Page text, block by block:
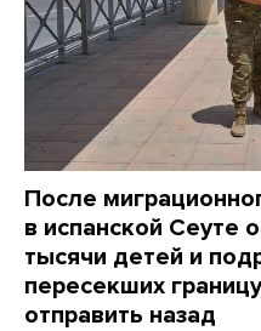
После
в испанской Сеуте
тысячи детей и
пересекших
отправить назад